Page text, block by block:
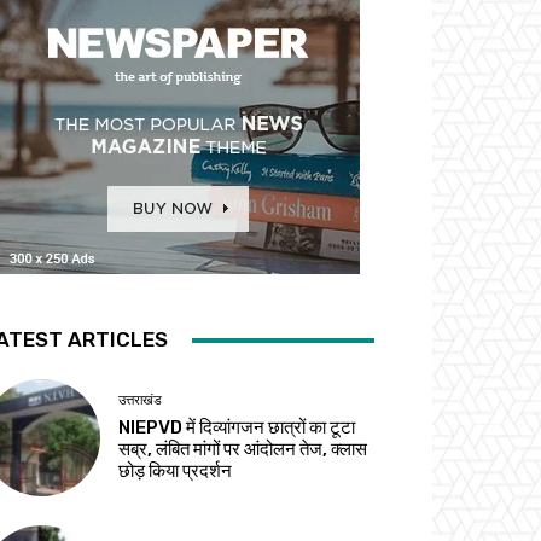
ARTICLES
उत्तराखंड
NIEPVD में दिव्यांगजन छात्रों का टूटा
सब्र, लंबित मांगों पर आंदोलन तेज, क्लास
छोड़ किया प्रदर्शन